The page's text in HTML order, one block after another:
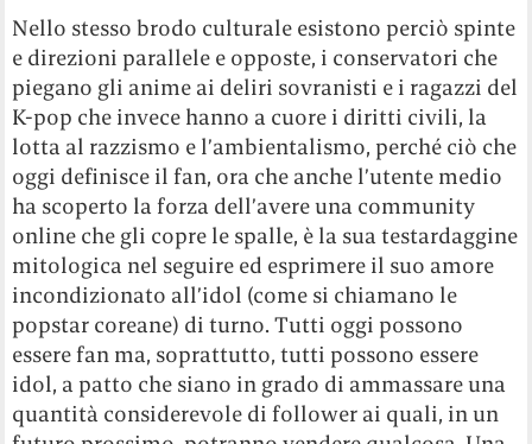
Nello stesso brodo culturale esistono perciò spinte
e direzioni parallele e opposte, i conservatori che
piegano gli anime ai deliri sovranisti e i ragazzi del
K-pop che invece hanno a cuore i diritti civili, la
lotta al razzismo e l’ambientalismo, perché ciò che
oggi definisce il fan, ora che anche l’utente medio
ha scoperto la forza dell’avere una community
online che gli copre le spalle, è la sua testardaggine
mitologica nel seguire ed esprimere il suo amore
incondizionato all’idol (come si chiamano le
popstar coreane) di turno. Tutti oggi possono
essere fan ma, soprattutto, tutti possono essere
idol, a patto che siano in grado di ammassare una
quantità considerevole di follower ai quali, in un